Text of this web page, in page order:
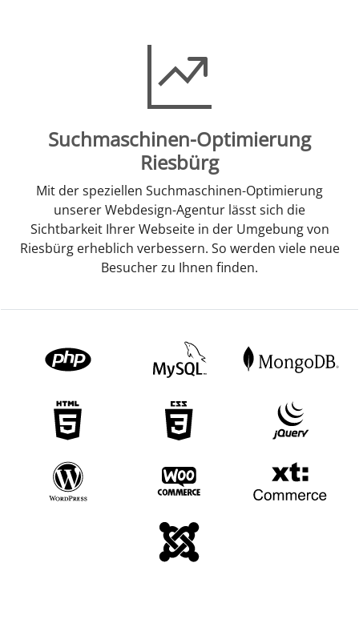
Suchmaschinen-Optimierung
Riesbürg
Mit der speziellen Suchmaschinen-Optimierung
unserer Webdesign-Agentur lässt sich die
Sichtbarkeit Ihrer Webseite in der Umgebung von
Riesbürg erheblich verbessern. So werden viele neue
Besucher zu Ihnen finden.